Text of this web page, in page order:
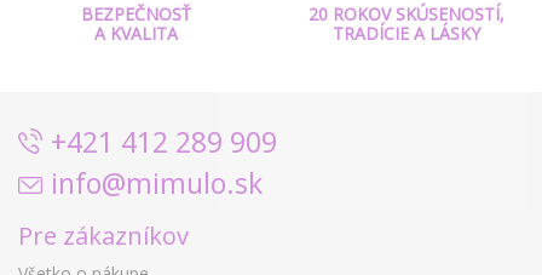
BEZPEČNOSŤ
A KVALITA
20 ROKOV SKÚSENOSTÍ,
TRADÍCIE A LÁSKY
+421 412 289 909
info@mimulo.sk
Pre zákazníkov